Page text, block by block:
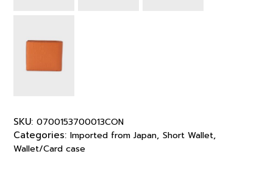
SKU: 0700153700013CON
Categories: Imported from Japan, Short Wallet,
Wallet/Card case